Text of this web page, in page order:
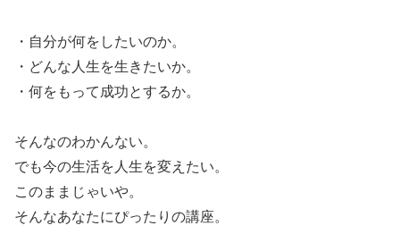
・自分が何をしたいのか。
・どんな人生を生きたいか。
・何をもって成功とするか。
そんなのわかんない。
でも今の生活を人生を変えたい。
このままじゃいや。
そんなあなたにぴったりの講座。